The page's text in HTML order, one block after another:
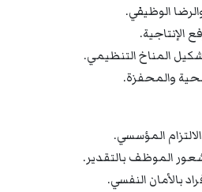
الوظيفي.
الإنتاجية.
المناخ التنظيمي.
والمحفزة.
المؤسسي.
الموظف بالتقدير.
بالأمان النفسي.